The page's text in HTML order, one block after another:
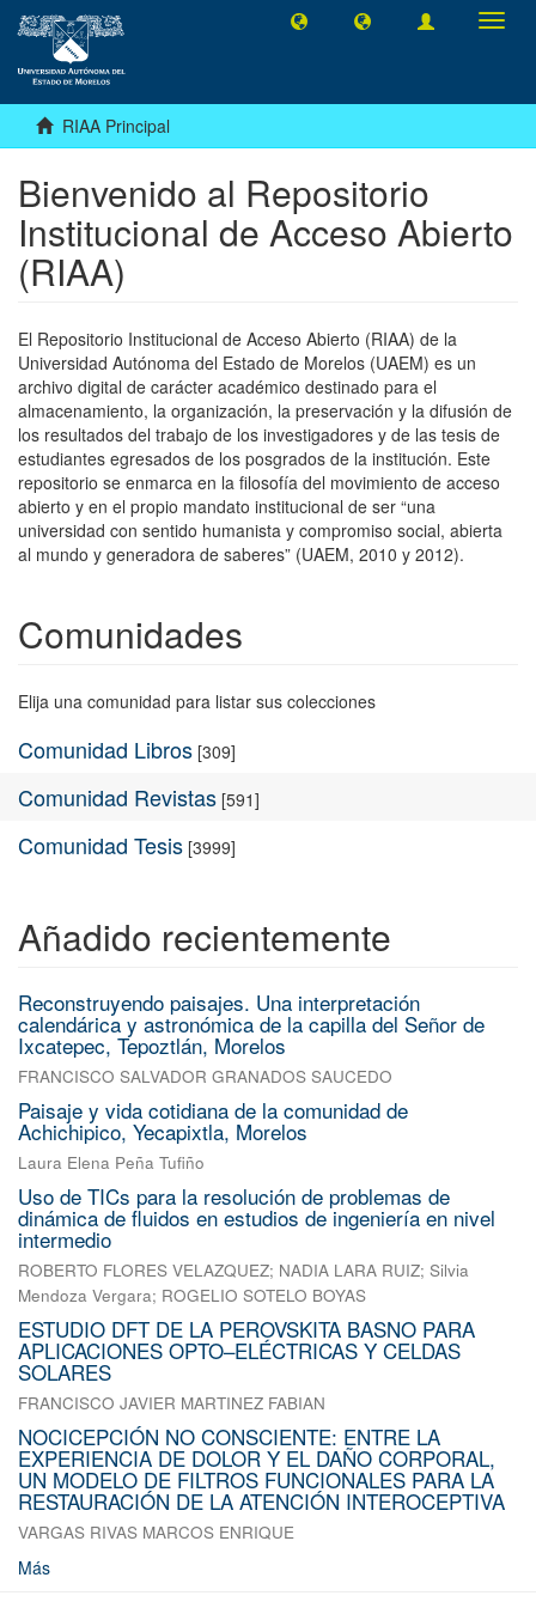
RIAA Principal
Bienvenido al Repositorio
Institucional de Acceso Abierto
(RIAA)
El Repositorio Institucional de Acceso Abierto (RIAA) de la
Universidad Autónoma del Estado de Morelos (UAEM) es un
archivo digital de carácter académico destinado para el
almacenamiento, la organización, la preservación y la difusión de
los resultados del trabajo de los investigadores y de las tesis de
estudiantes egresados de los posgrados de la institución. Este
repositorio se enmarca en la filosofía del movimiento de acceso
abierto y en el propio mandato institucional de ser “una
universidad con sentido humanista y compromiso social, abierta
al mundo y generadora de saberes” (UAEM, 2010 y 2012).
Comunidades
Elija una comunidad para listar sus colecciones
Comunidad Libros [309]
Comunidad Revistas [591]
Comunidad Tesis [3999]
Añadido recientemente
Reconstruyendo paisajes. Una interpretación
calendárica y astronómica de la capilla del Señor de
Ixcatepec, Tepoztlán, Morelos
FRANCISCO SALVADOR GRANADOS SAUCEDO
Paisaje y vida cotidiana de la comunidad de
Achichipico, Yecapixtla, Morelos
Laura Elena Peña Tufiño
Uso de TICs para la resolución de problemas de
dinámica de fluidos en estudios de ingeniería en nivel
intermedio
ROBERTO FLORES VELAZQUEZ; NADIA LARA RUIZ; Silvia
Mendoza Vergara; ROGELIO SOTELO BOYAS
ESTUDIO DFT DE LA PEROVSKITA BASNO PARA
APLICACIONES OPTO–ELÉCTRICAS Y CELDAS
SOLARES
FRANCISCO JAVIER MARTINEZ FABIAN
NOCICEPCIÓN NO CONSCIENTE: ENTRE LA
EXPERIENCIA DE DOLOR Y EL DAÑO CORPORAL,
UN MODELO DE FILTROS FUNCIONALES PARA LA
RESTAURACIÓN DE LA ATENCIÓN INTEROCEPTIVA
VARGAS RIVAS MARCOS ENRIQUE
Más